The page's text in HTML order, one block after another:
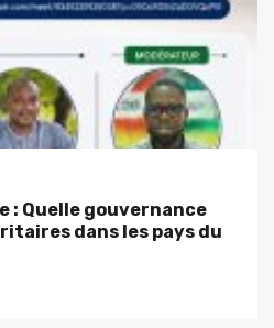
: Quelle gouvernance
dans les pays du